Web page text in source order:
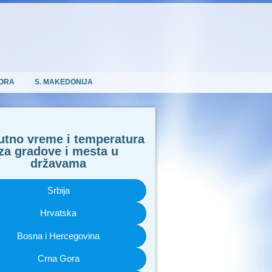
S. MAKEDONIJA
vreme i temperatura
gradove i mesta u
državama
Srbija
Hrvatska
Bosna i Hercegovina
Crna Gora